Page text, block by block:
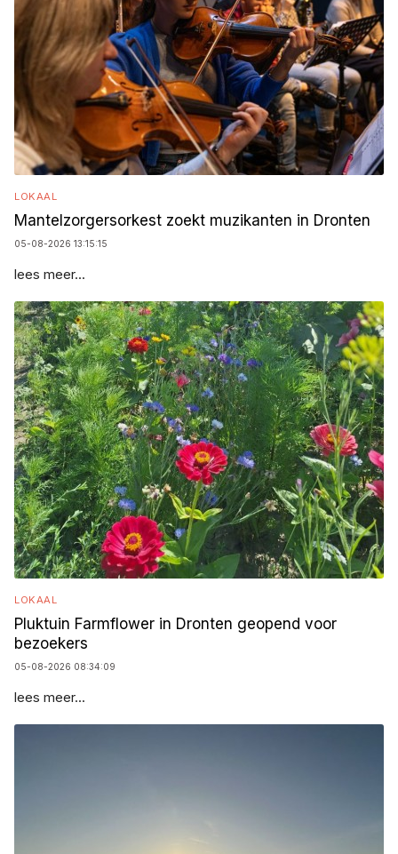
LOKAAL
Mantelzorgersorkest zoekt muzikanten in Dronten
05-08-2026 13:15:15
lees meer...
LOKAAL
Pluktuin Farmflower in Dronten geopend voor
bezoekers
05-08-2026 08:34:09
lees meer...